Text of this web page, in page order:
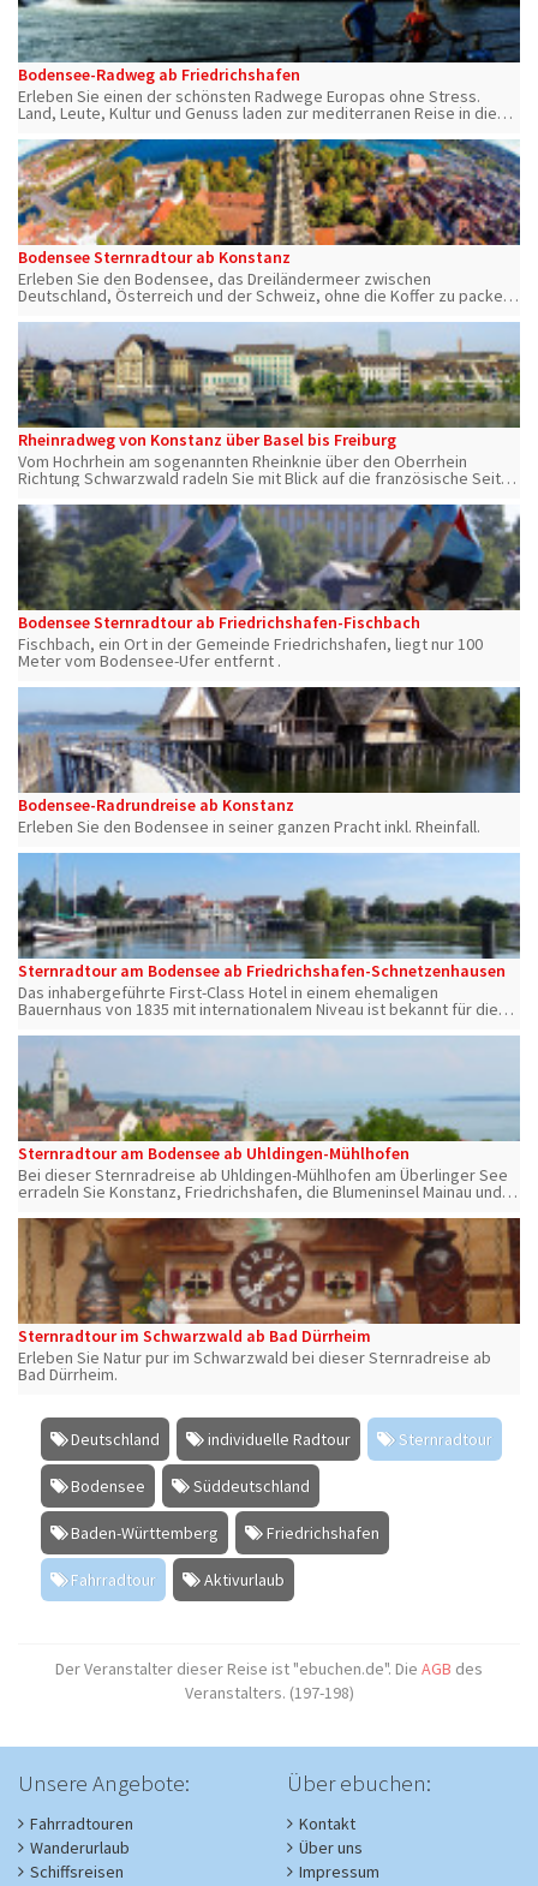
Bodensee-Radweg ab Friedrichshafen
Erleben Sie einen der schönsten Radwege Europas ohne Stress.
Land, Leute, Kultur und Genuss laden zur mediterranen Reise in die
Bahnanreise.
Bodensee Sternradtour ab Konstanz
Erleben Sie den Bodensee, das Dreiländermeer zwischen
Deutschland, Österreich und der Schweiz, ohne die Koffer zu packen
geboten werden.
Rheinradweg von Konstanz über Basel bis Freiburg
Vom Hochrhein am sogenannten Rheinknie über den Oberrhein
Richtung Schwarzwald radeln Sie mit Blick auf die französische Seite
Schwarzwaldes.
Bodensee Sternradtour ab Friedrichshafen-Fischbach
Fischbach, ein Ort in der Gemeinde Friedrichshafen, liegt nur 100
Meter vom Bodensee-Ufer entfernt .
Bodensee-Radrundreise ab Konstanz
Erleben Sie den Bodensee in seiner ganzen Pracht inkl. Rheinfall.
Sternradtour am Bodensee ab Friedrichshafen-Schnetzenhausen
Das inhabergeführte First-Class Hotel in einem ehemaligen
Bauernhaus von 1835 mit internationalem Niveau ist bekannt für die
Entspannen nach der Tour
Sternradtour am Bodensee ab Uhldingen-Mühlhofen
Bei dieser Sternradreise ab Uhldingen-Mühlhofen am Überlinger See
erradeln Sie Konstanz, Friedrichshafen, die Blumeninsel Mainau und
Abendmenü.
Sternradtour im Schwarzwald ab Bad Dürrheim
Erleben Sie Natur pur im Schwarzwald bei dieser Sternradreise ab
Bad Dürrheim.
Deutschland individuelle Radtour Sternradtour
Bodensee Süddeutschland
Baden-Württemberg Friedrichshafen
Fahrradtour Aktivurlaub
Der Veranstalter dieser Reise ist "ebuchen.de". Die AGB des
Veranstalters. (197-198)
Unsere Angebote:
Fahrradtouren
Wanderurlaub
Schiffsreisen
Über ebuchen:
Kontakt
Über uns
Impressum